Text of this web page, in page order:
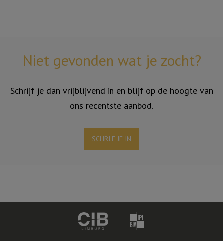
Niet gevonden wat je zocht?
Schrijf je dan vrijblijvend in en blijf op de hoogte van
ons recentste aanbod.
SCHRIJF JE IN